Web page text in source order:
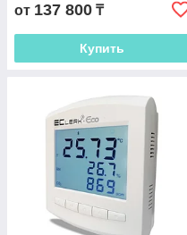
от 137 800 ₸
Купить